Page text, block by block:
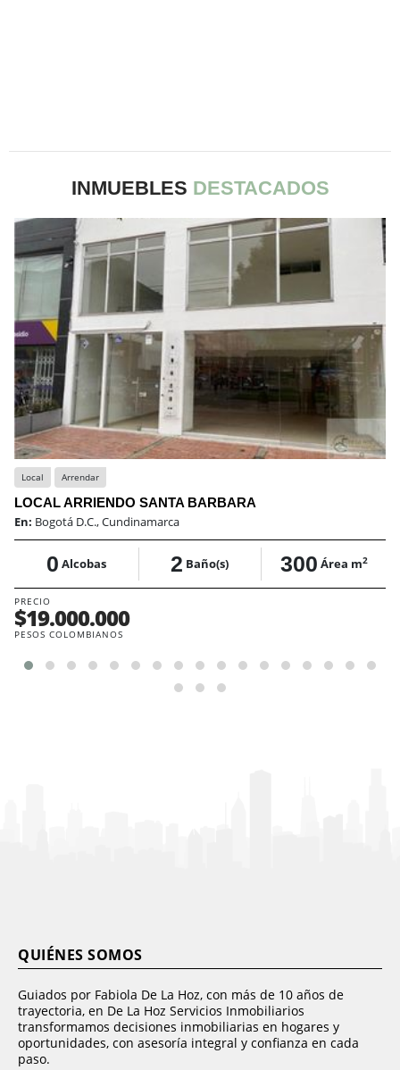
INMUEBLES DESTACADOS
Local Arrendar
LOCAL ARRIENDO SANTA BARBARA
En: Bogotá D.C., Cundinamarca
0 Alcobas 2 Baño(s) 300 Área m2
PRECIO
$19.000.000
PESOS COLOMBIANOS
QUIÉNES SOMOS
Guiados por Fabiola De La Hoz, con más de 10 años de
trayectoria, en De La Hoz Servicios Inmobiliarios
transformamos decisiones inmobiliarias en hogares y
oportunidades, con asesoría integral y confianza en cada
paso.